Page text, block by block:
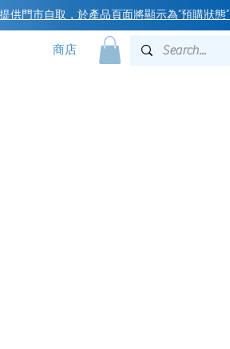
門市自取，於產品頁面將顯示為“預購狀態”
商店